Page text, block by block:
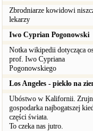
Zbrodniarze kowidowi
lekarzy
Iwo Cyprian Pogonowski
Notka wikipedii dotycząca
prof. Iwo Cypriana
Pogonowskiego
Los Angeles - piekło na
Ubóstwo w Kalifornii.
gospodarka najbogatszej
części świata.
To czeka nas jutro.